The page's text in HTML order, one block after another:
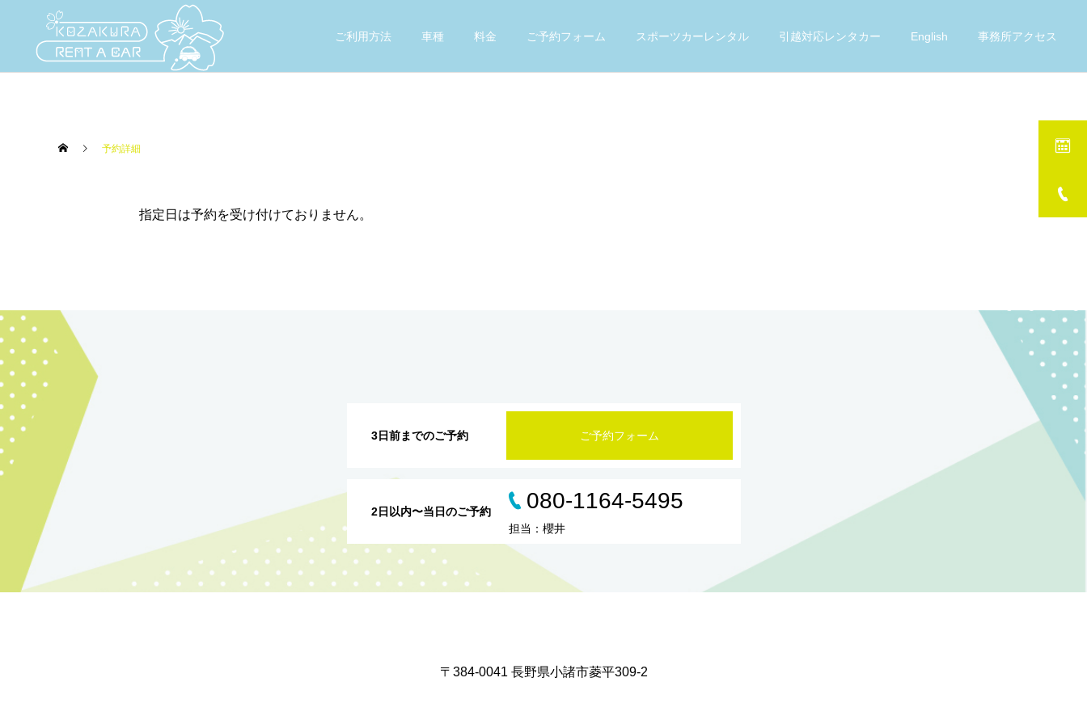
ご利用方法 車種 料金 ご予約フォーム スポーツカーレンタル 引越対応レンタカー English 事務所アクセス
予約詳細
指定日は予約を受け付けておりません。
3日前までのご予約 ご予約フォーム
2日以内〜当日のご予約 080-1164-5495
担当：櫻井
〒384-0041 長野県小諸市菱平309-2